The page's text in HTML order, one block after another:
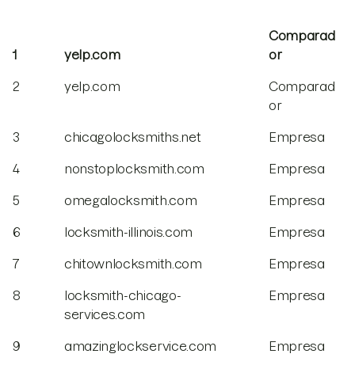
1 yelp.com
Comparad
or
2 yelp.com
Comparad
or
3 chicagolocksmiths.net Empresa
4 nonstoplocksmith.com Empresa
5 omegalocksmith.com Empresa
6 locksmith-illinois.com Empresa
7 chitownlocksmith.com Empresa
8
locksmith-chicago-
services.com
Empresa
9 amazinglockservice.com Empresa